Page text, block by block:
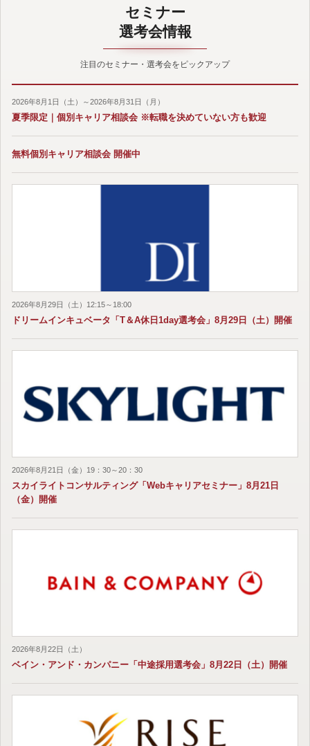
セミナー
選考会情報
注目のセミナー・選考会をピックアップ
2026年8月1日（土）～2026年8月31日（月）
夏季限定｜個別キャリア相談会 ※転職を決めていない方も歓迎
無料個別キャリア相談会 開催中
2026年8月29日（土）12:15～18:00
ドリームインキュベータ「T＆A休日1day選考会」8月29日（土）開催
2026年8月21日（金）19：30～20：30
スカイライトコンサルティング「Webキャリアセミナー」8月21日
（金）開催
2026年8月22日（土）
ベイン・アンド・カンパニー「中途採用選考会」8月22日（土）開催